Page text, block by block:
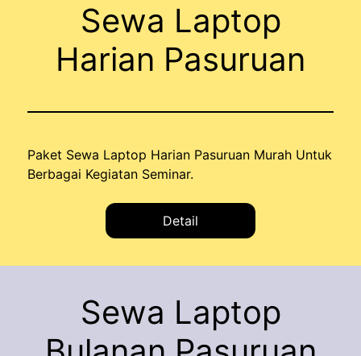
Sewa Laptop
Harian Pasuruan
Paket Sewa Laptop Harian Pasuruan Murah Untuk
Berbagai Kegiatan Seminar.
Detail
Sewa Laptop